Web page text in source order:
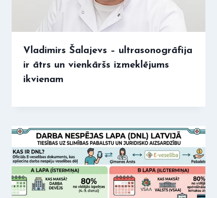
Vladimirs Šalajevs – ultrasonogrāfija
ir ātrs un vienkāršs izmeklējums
ikvienam